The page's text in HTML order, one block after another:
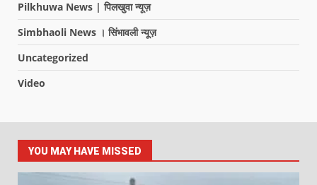
Pilkhuwa News | पिलखुवा न्यूज़
Simbhaoli News । सिंभावली न्यूज़
Uncategorized
Video
YOU MAY HAVE MISSED